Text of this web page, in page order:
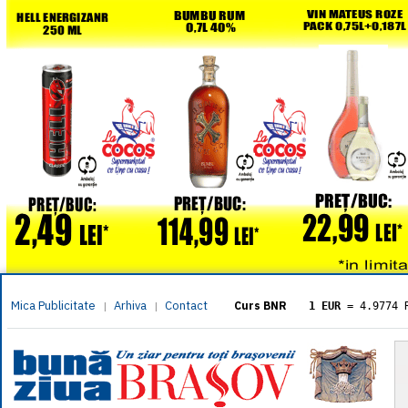
Mica Publicitate | Arhiva | Contact Curs BNR 1 EUR = 4.9774
= 5.8304
1 XAU= 464.4611
1 AED= 1.1933
1 AUD= 2.7957
1 BGN= 2.5449